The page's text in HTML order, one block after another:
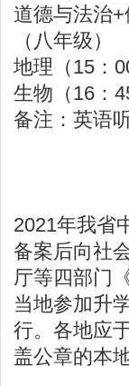
道德与法治
（八年级）
地理（15：
生物（16：
备注：英语
2021年我省
备案后向社
厅等四部门
当地参加升
行。各地应
盖公章的本